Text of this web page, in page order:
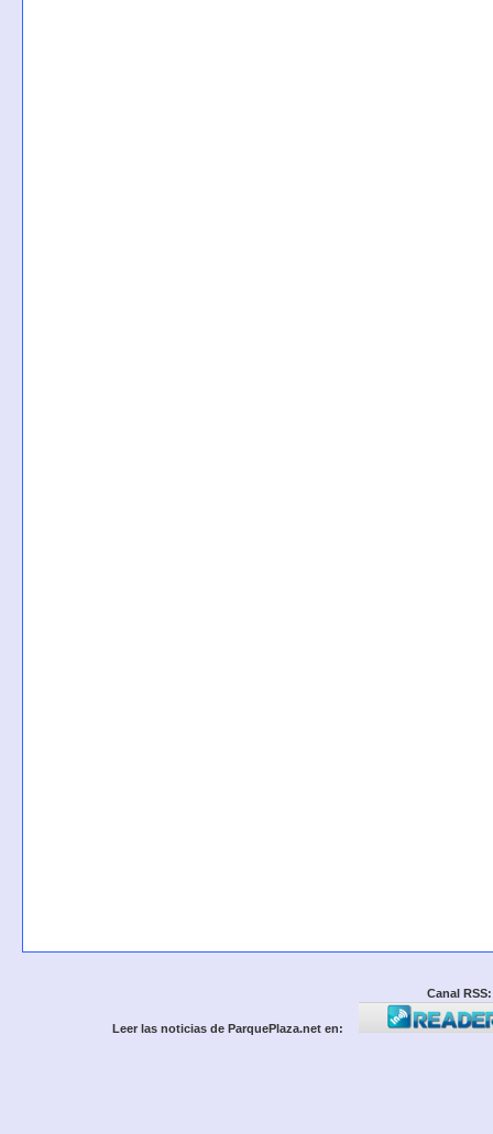
Canal RSS:
Leer las noticias de ParquePlaza.net en: